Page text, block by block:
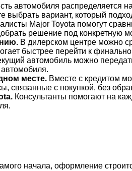
автомобиля распределяется
вариант, который
Major Toyota помогут
решение под конкретную
В дилерском центре можно
быстрее перейти к
автомобиль можно
месте. Вместе с кредитом
связанные с покупкой, без
Консультанты помогают на
начала, оформление